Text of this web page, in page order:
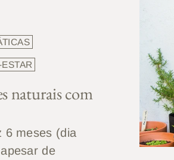
naturais com
6 meses (dia
de